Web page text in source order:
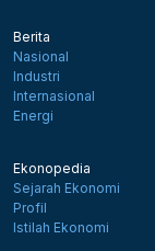
Berita
Nasional
Industri
Internasional
Energi
Ekonopedia
Sejarah Ekonomi
Profil
Istilah Ekonomi